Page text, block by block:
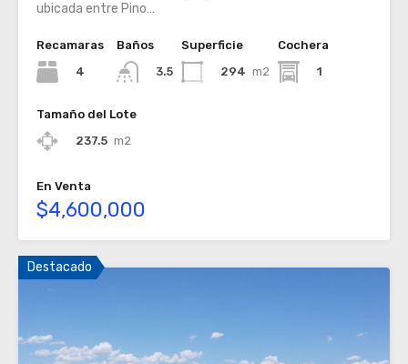
ubicada entre Pino…
Recamaras
4
Baños
3.5
Superficie
294 m2
Cochera
1
Tamaño del Lote
237.5 m2
En Venta
$4,600,000
Destacado